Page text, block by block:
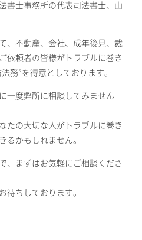
書士事務所の代表司法書士、山
、不動産、会社、成年後見、裁
依頼者の皆様がトラブルに巻き
務”を得意としております。
一度弊所に相談してみません
たの大切な人がトラブルに巻き
るかもしれません。
、まずはお気軽にご相談くださ
待ちしております。